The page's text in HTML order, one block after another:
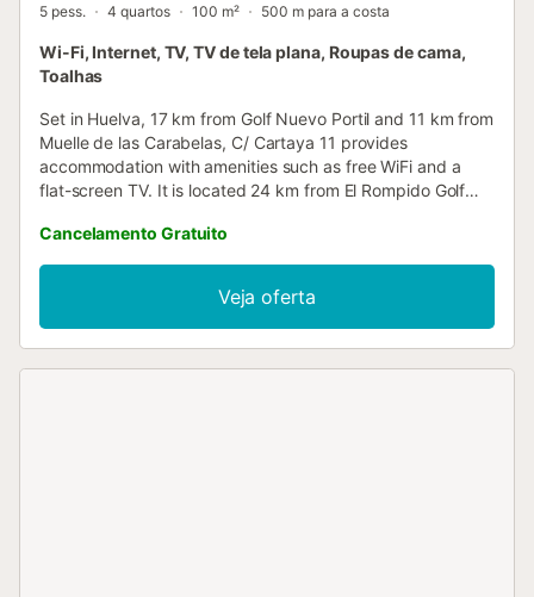
5 pess. 4 quartos 100 m² 500 m para a costa
Wi-Fi, Internet, TV, TV de tela plana, Roupas de cama,
Toalhas
Set in Huelva, 17 km from Golf Nuevo Portil and 11 km from
Muelle de las Carabelas, C/ Cartaya 11 provides
accommodation with amenities such as free WiFi and a
flat-screen TV. It is located 24 km from El Rompido Golf
Cancelamento Gratuito
Veja oferta